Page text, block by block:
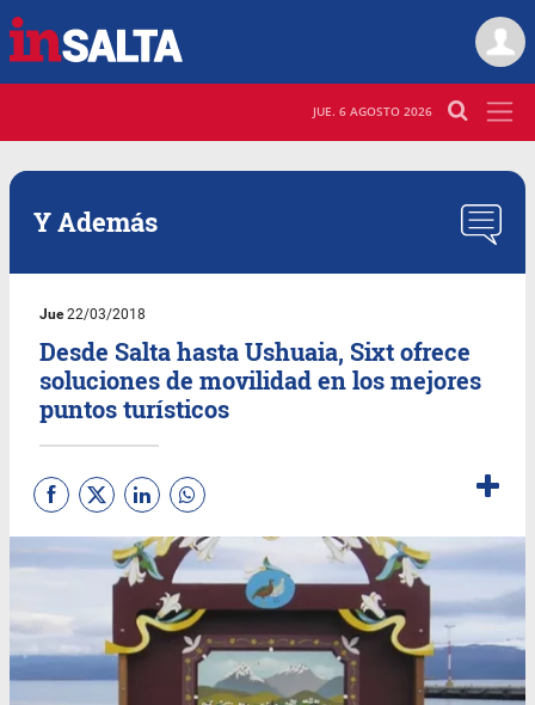
JUE. 6 AGOSTO 2026
Y Además
Jue22/03/2018
Desde Salta hasta Ushuaia, Sixt ofrece
soluciones de movilidad en los mejores
puntos turísticos